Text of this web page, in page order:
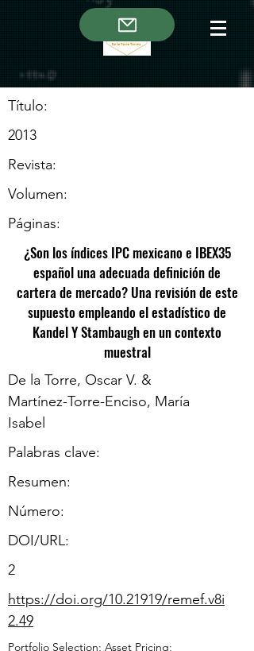
Título:
2013
Revista:
Volumen:
Páginas:
¿Son los índices IPC mexicano e IBEX35
español una adecuada definición de
cartera de mercado? Una revisión de este
supuesto empleando el estadístico de
Kandel Y Stambaugh en un contexto
muestral
De la Torre, Oscar V. &
Martínez-Torre-Enciso, María
Isabel
Palabras clave:
Resumen:
​Número:
DOI/URL:
2
https://doi.org/10.21919/remef.v8i
2.49
Portfolio Selection; Asset Pricing;